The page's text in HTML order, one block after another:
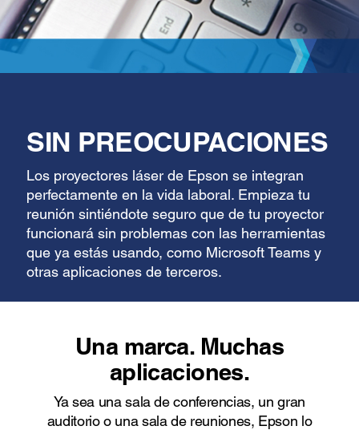
SIN PREOCUPACIONES
Los proyectores láser de Epson se integran
perfectamente en la vida laboral. Empieza tu
reunión sintiéndote seguro que de tu proyector
funcionará sin problemas con las herramientas
que ya estás usando, como Microsoft Teams y
otras aplicaciones de terceros.
Una marca. Muchas
aplicaciones.
Ya sea una sala de conferencias, un gran
auditorio o una sala de reuniones, Epson lo